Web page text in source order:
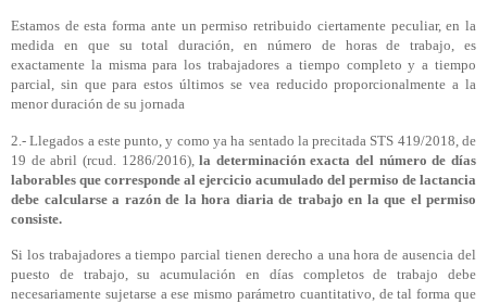
Estamos de esta forma ante un permiso retribuido ciertamente peculiar, en la
medida en que su total duración, en número de horas de trabajo, es
exactamente la misma para los trabajadores a tiempo completo y a tiempo
parcial, sin que para estos últimos se vea reducido proporcionalmente a la
menor duración de su jornada
2.- Llegados a este punto, y como ya ha sentado la precitada STS 419/2018, de
19 de abril (rcud. 1286/2016),la determinación exacta del número de días
laborables que corresponde al ejercicio acumulado del permiso de lactancia
debe calcularse a razón de la hora diaria de trabajo en la que el permiso
consiste.
Si los trabajadores a tiempo parcial tienen derecho a una hora de ausencia del
puesto de trabajo, su acumulación en días completos de trabajo debe
necesariamente sujetarse a ese mismo parámetro cuantitativo, de tal forma que